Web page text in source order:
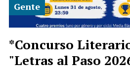
*Concurso
"Letras al Paso
Gente